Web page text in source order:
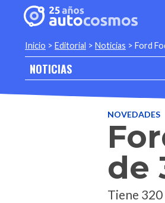
Inicio > Editorial > Noticias > Ford
NOTICIAS
NOVEDADES
de
Tiene